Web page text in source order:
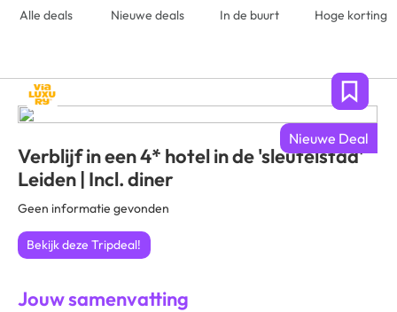
Alle deals Nieuwe deals In de buurt Hoge korting
Nieuwe Deal
Verblijf in een 4* hotel in de 'sleutelstad'
Leiden | Incl. diner
Geen informatie gevonden
Bekijk deze Tripdeal!
Jouw samenvatting